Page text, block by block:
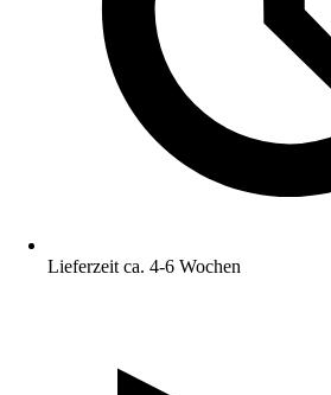
Lieferzeit ca. 4-6 Wochen